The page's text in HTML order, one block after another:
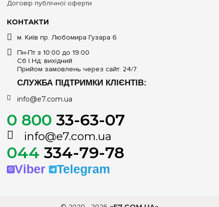
КОНТАКТИ
м. Київ пр. Любомира Гузара 6
Пн-Пт з 10:00 до 19:00
Сб | Нд: вихідний
Прийом замовлень через сайт: 24/7
СЛУЖБА ПІДТРИМКИ КЛІЄНТІВ:
info@e7.com.ua
0 800 33-63-07
info@e7.com.ua
044 334-79-78
Viber Telegram
Договір публічної оферти